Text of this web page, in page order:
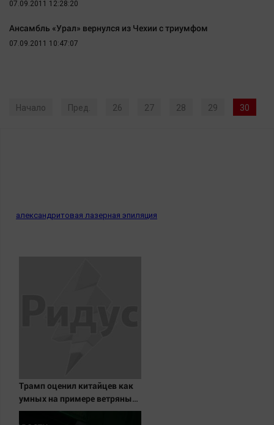
07.09.2011 12:28:20
Ансамбль «Урал» вернулся из Чехии с триумфом
07.09.2011 10:47:07
Начало Пред. 26 27 28 29 30
александритовая лазерная эпиляция
Трамп оценил китайцев как
умных на примере ветряных
турбин